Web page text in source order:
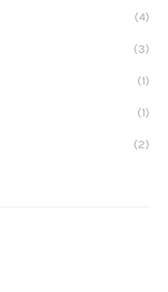
(4)
(3)
(1)
(1)
(2)